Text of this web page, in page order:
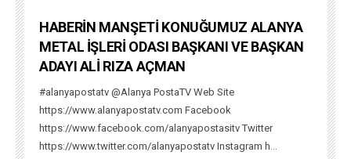
HABERİN MANŞETİ KONUĞUMUZ ALANYA
METAL İŞLERİ ODASI BAŞKANI VE BAŞKAN
ADAYI ALİ RIZA AÇMAN
#alanyapostatv @Alanya PostaTV Web Site
https://www.alanyapostatv.com Facebook
https://www.facebook.com/alanyapostasitv Twitter
https://www.twitter.com/alanyapostatv Instagram h...